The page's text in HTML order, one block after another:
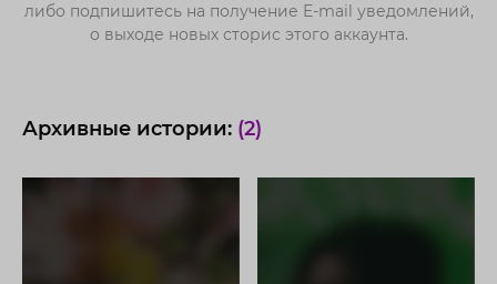
либо подпишитесь на получение E-mail уведомлений,
о выходе новых сторис этого аккаунта.
Архивные истории: (2)